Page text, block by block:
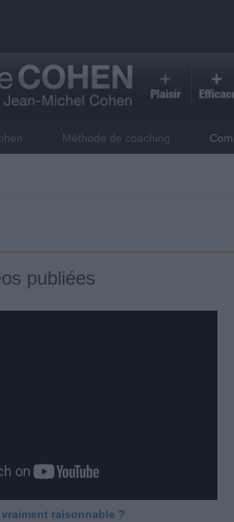
Méthode de coaching
publiées
raisonnable ?